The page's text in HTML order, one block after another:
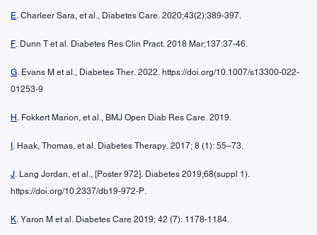
E. Charleer Sara, et al., Diabetes Care. 2020;43(2):389-397.
F. Dunn T et al. Diabetes Res Clin Pract. 2018 Mar;137:37-46.
G. Evans M et al., Diabetes Ther. 2022. https://doi.org/10.1007/s13300-022-
01253-9
H . Fokkert Marion, et al., BMJ Open Diab Res Care. 2019.
. Haak, Thomas, et al. Diabetes Therapy. 2017; 8 (1): 55–73.
J. Lang Jordan, et al., [Poster 972]. Diabetes 2019;68(suppl 1).
https://doi.org/10.2337/db19-972-P.
K. Yaron M et al. Diabetes Care 2019; 42 (7): 1178-1184.